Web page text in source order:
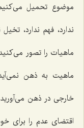
موضوع تحمیل
ندارد، فهم ندارد،
ماهیات را تصور
ماهیت به ذهن
خارجی در ذهن
اقتضای عدم را برای